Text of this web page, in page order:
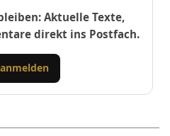
Aktuelle Texte,
direkt ins Postfach.